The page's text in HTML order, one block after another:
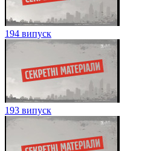
194 випуск
193 випуск